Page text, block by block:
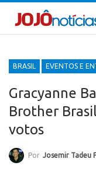
BRASIL
Gracyanne
Brother
votos
Por Josemir Tadeu